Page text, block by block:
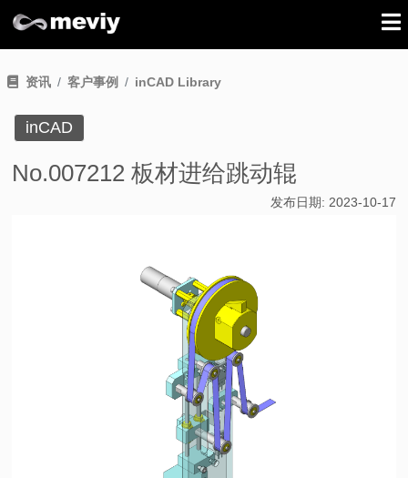
资讯 客户事例 inCAD Library
inCAD
No.007212 板材进给跳动辊
发布日期: 2023-10-17